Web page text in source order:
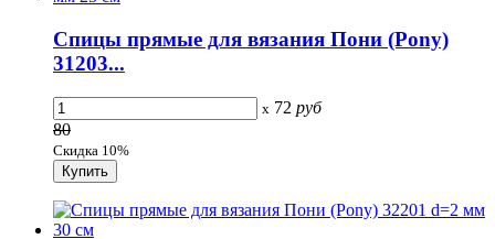
Спицы прямые для вязания Пони (Pony)
31203...
x 72 руб
80
Скидка 10%